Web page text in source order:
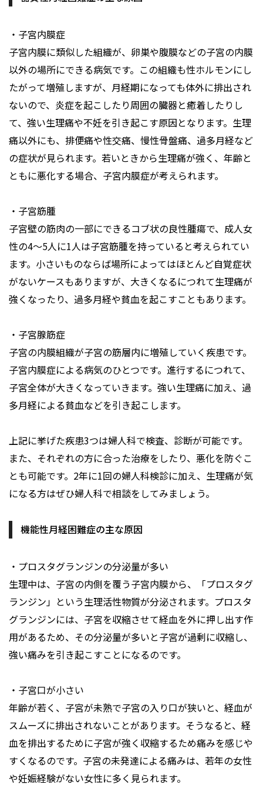
・子宮内膜症
子宮内膜に類似した組織が、卵巣や腹膜などの子宮の内膜
以外の場所にできる病気です。この組織も性ホルモンにし
たがって増殖しますが、月経期になっても体外に排出され
ないので、炎症を起こしたり周囲の臓器と癒着したりし
て、強い生理痛や不妊を引き起こす原因となります。生理
痛以外にも、排便痛や性交痛、慢性骨盤痛、過多月経など
の症状が見られます。若いときから生理痛が強く、年齢と
ともに悪化する場合、子宮内膜症が考えられます。
・子宮筋腫
子宮壁の筋肉の一部にできるコブ状の良性腫瘍で、成人女
性の4～5人に1人は子宮筋腫を持っていると考えられてい
ます。小さいものならば場所によってはほとんど自覚症状
がないケースもありますが、大きくなるにつれて生理痛が
強くなったり、過多月経や貧血を起こすこともあります。
・子宮腺筋症
子宮の内膜組織が子宮の筋層内に増殖していく疾患です。
子宮内膜症による病気のひとつです。進行するにつれて、
子宮全体が大きくなっていきます。強い生理痛に加え、過
多月経による貧血などを引き起こします。
上記に挙げた疾患3つは婦人科で検査、診断が可能です。
また、それぞれの方に合った治療をしたり、悪化を防ぐこ
とも可能です。2年に1回の婦人科検診に加え、生理痛が気
になる方はぜひ婦人科で相談をしてみましょう。
機能性月経困難症の主な原因
・プロスタグランジンの分泌量が多い
生理中は、子宮の内側を覆う子宮内膜から、「プロスタグ
ランジン」という生理活性物質が分泌されます。プロスタ
グランジンには、子宮を収縮させて経血を外に押し出す作
用があるため、その分泌量が多いと子宮が過剰に収縮し、
強い痛みを引き起こすことになるのです。
・子宮口が小さい
年齢が若く、子宮が未熟で子宮の入り口が狭いと、経血が
スムーズに排出されないことがあります。そうなると、経
血を排出するために子宮が強く収縮するため痛みを感じや
すくなるのです。子宮の未発達による痛みは、若年の女性
や妊娠経験がない女性に多く見られます。